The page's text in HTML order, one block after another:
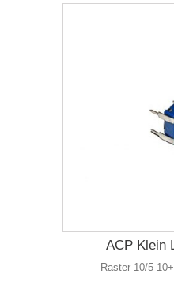
ACP Klein
Raster 10/5